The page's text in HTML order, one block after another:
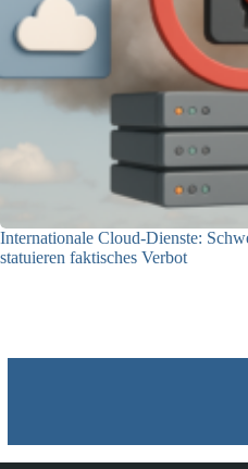
Internationale Cloud-Dienste:
statuieren faktisches Verbot